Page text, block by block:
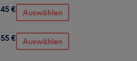
45 € Auswählen
55 € Auswählen